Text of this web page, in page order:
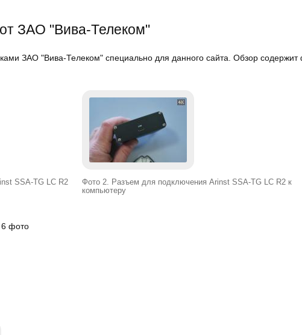
ЗАО "Вива-Телеком"
ЗАО "Вива-Телеком" специально для данного сайта. Обзор
SSA-TG LC R2
Фото 2. Разъем для подключения Arinst SSA-TG LC R2 к
компьютеру
6 фото